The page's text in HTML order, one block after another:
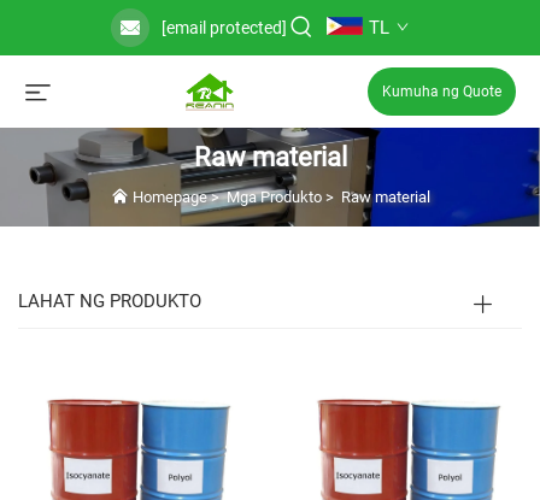
[email protected] TL
Kumuha ng Quote
Raw material
Homepage>Mga Produkto> Raw material
LAHAT NG PRODUKTO